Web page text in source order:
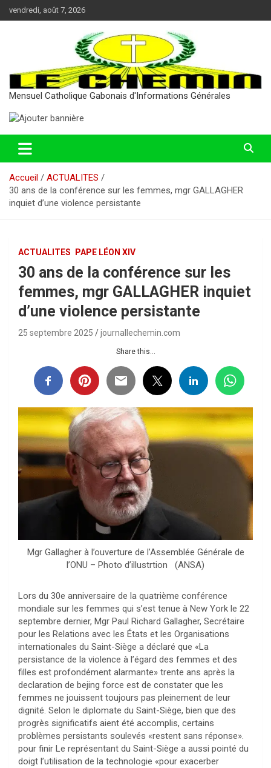
au
vendredi, août 7, 2026
Mensuel Catholique Gabonais d'Informations Générales
Accueil
ACTUALITES
30 ans de la conférence sur les femmes, mgr GALLAGHER
inquiet d’une violence persistante
ACTUALITES PAPE LÉON XIV
30 ans de la conférence sur les
femmes, mgr GALLAGHER inquiet
d’une violence persistante
25 septembre 2025 journallechemin.com
Share this...
Mgr Gallagher à l’ouverture de l’Assemblée Générale de
l’ONU – Photo d’illustrtion (ANSA)
Lors du 30e anniversaire de la quatrième conférence
mondiale sur les femmes qui s’est tenue à New York le 22
septembre dernier, Mgr Paul Richard Gallagher, Secrétaire
pour les Relations avec les États et les Organisations
internationales du Saint-Siège a déclaré que «La
persistance de la violence à l’égard des femmes et des
filles est profondément alarmante» trente ans après la
declaration de bejing force est de constater que les
femmes ne jouissent toujours pas pleinement de leur
dignité. Selon le diplomate du Saint-Siège, bien que des
progrès significatifs aient été accomplis, certains
problèmes persistants soulevés «restent sans réponse».
pour finir Le représentant du Saint-Siège a aussi pointé du
doigt l’utilisation de la technologie «pour exacerber